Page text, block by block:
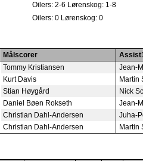
Oilers: 2-6 Lørenskog: 1-8
Oilers: 0 Lørenskog: 0
Målscorer
Tommy Kristiansen
Jean-
Kurt Davis
Martin
Stian Høygård
Nick
Daniel Bøen Rokseth
Jean-
Christian Dahl-Andersen
Juha-
Christian Dahl-Andersen Martin